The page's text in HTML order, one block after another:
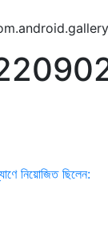
নিয়োজিত ছিলেন: